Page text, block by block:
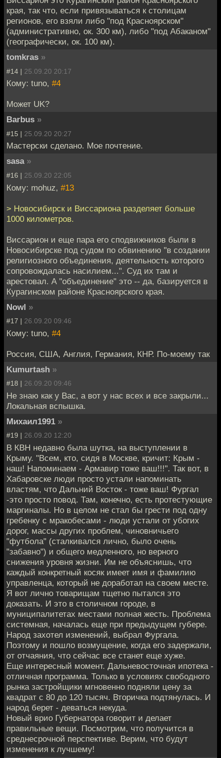
края, так что, если привязываться к столицам
регионов, его взяли либо "под Красноярском"
(административно, ок. 300 км), либо "под Абаканом"
(географически, ок. 100 км).
tomkras »
#14 | 25.09.20 20:17
Кому: tuno, #4
Может UK?
Barbus »
#15 | 25.09.20 20:27
Мастерски сделано. Мое почтение.
sasa »
#16 | 25.09.20 22:05
Кому: mohuz, #13
> Новосибирск и Виссариона разделяет больше
1000 километров.
Виссарион и еще пара его сподвижников были в
Новосибирске под судом по обвинению "в создании
религиозного объединения, деятельность которого
сопровождалась насилием...". Суд их там и
арестовал. А "объединение" это -- да, базируется в
Курагинском районе Красноярского края.
Nowl »
#17 | 26.09.20 09:46
Кому: tuno, #4
Россия, США, Англия, Германия, КНР. По-моему так
Kumurtash »
#18 | 26.09.20 09:46
Не знаю как у Вас, а вот у нас всех и все закрыли...
Локальная вспышка.
Михаил1991 »
#19 | 26.09.20 12:20
В КВН недавно была шутка, на выступлении в
Крыму. "Всем, кто, сидя в Москве, кричит: Крым -
наш! Напоминаем - Армавир тоже ваш!!!". Так вот, в
Хабаровске люди просто устали напоминать
властям, что Дальний Восток - тоже ваш! Фургал
-это просто повод. Там, конечно, есть протестующие
маргиналы. Но в целом не стал бы грести под одну
гребенку с мракобесами - люди устали от убогих
дорог, массы других проблем, чиновничьего
"футбола" (сталкивался лично, было очень
"забавно") и общего медленного, но верного
снижения уровня жизни. Им не объяснишь, что
каждый конкретный косяк имеет имя и фамилию
управленца, который не доработал на своем месте.
Я вот лично товарищам тщетно пытался это
доказать. И это в столичном городе, в
муниципалитетах местами полная жесть. Проблема
системная, началась еще при предыдущем губере.
Народ захотел изменений, выбрал Фургала.
Поэтому и пошло возмущение, когда его задержали,
от отчаяния, что сейчас все станет еще хуже.
Еще интересный момент. Дальневосточная ипотека -
отличная программа. Только в условиях свободного
рынка застройщики мгновенно подняли цену за
квадрат с 80 до 120 тысяч. Вторичка подтянулась. И
народ берет - деваться некуда.
Новый врио Губернатора говорит и делает
правильные вещи. Посмотрим, что получится в
среднесрочной перспективе. Верим, что будут
изменения к лучшему!